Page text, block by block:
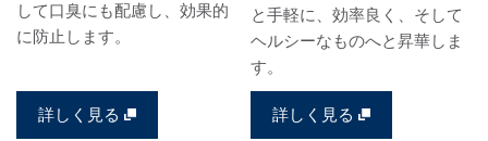
して口臭にも配慮し、効果的
に防止します。
詳しく見る
と手軽に、効率良く、そして
ヘルシーなものへと昇華しま
す。
詳しく見る